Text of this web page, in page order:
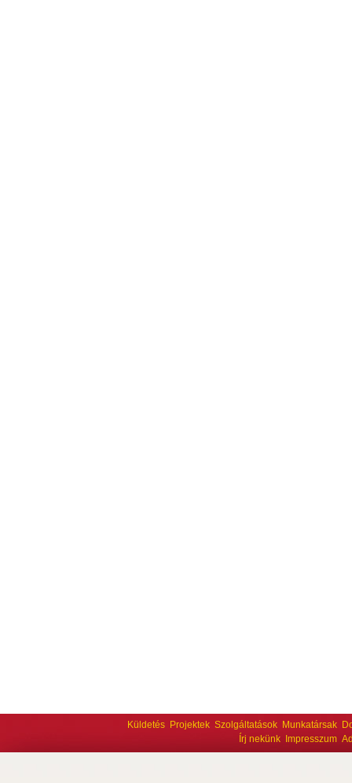
Küldetés Projektek Szolgáltatások Munkatársak
Írj nekünk
Impresszum